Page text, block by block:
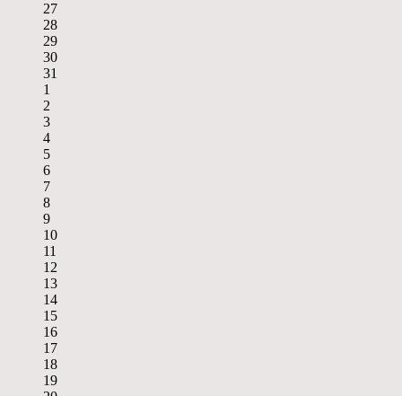
27
28
29
30
31
1
2
3
4
5
6
7
8
9
10
11
12
13
14
15
16
17
18
19